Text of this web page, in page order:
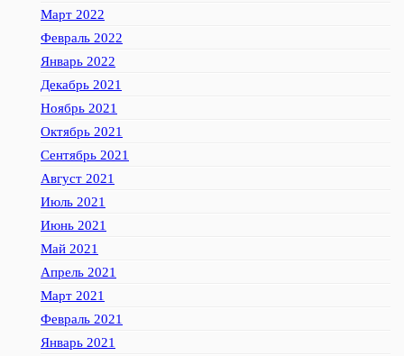
Март 2022
Февраль 2022
Январь 2022
Декабрь 2021
Ноябрь 2021
Октябрь 2021
Сентябрь 2021
Август 2021
Июль 2021
Июнь 2021
Май 2021
Апрель 2021
Март 2021
Февраль 2021
Январь 2021